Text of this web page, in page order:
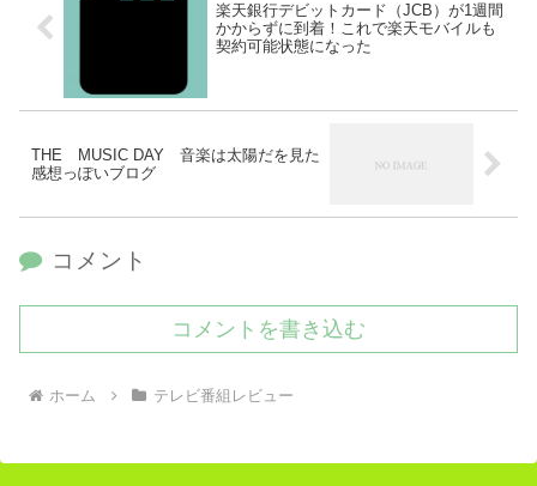
楽天銀行デビットカード（JCB）が1週間
かからずに到着！これで楽天モバイルも
契約可能状態になった
THE MUSIC DAY 音楽は太陽だを見た
感想っぽいブログ
コメント
コメントを書き込む
ホーム テレビ番組レビュー